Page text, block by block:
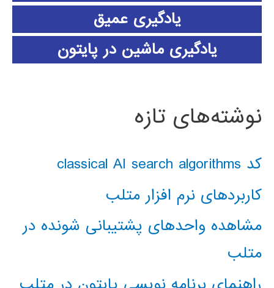
یادگیری عمیق
یادگیری ماشین در پایتون
نوشته‌های تازه
کد classical AI search algorithms
کاربردهای نرم افزار متلب
مشاهده واحدهای پشتیبانی شونده در
متلب